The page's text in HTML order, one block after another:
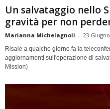
Un salvataggio nello
gravità per non
Marianna Michelagnoli - 23
Risale a qualche giorno fa la
aggiornamenti sull'operazione di
Mission)